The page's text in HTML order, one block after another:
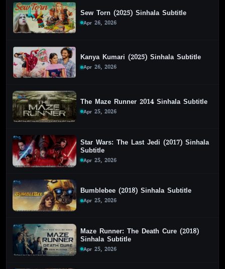
Sew Torn (2025) Sinhala Subtitle
Apr 26, 2026
Kanya Kumari (2025) Sinhala Subtitle
Apr 26, 2026
The Maze Runner 2014 Sinhala Subtitle
Apr 25, 2026
Star Wars: The Last Jedi (2017) Sinhala
Subtitle
Apr 25, 2026
Bumblebee (2018) Sinhala Subtitle
Apr 25, 2026
Maze Runner: The Death Cure (2018)
Sinhala Subtitle
Apr 25, 2026